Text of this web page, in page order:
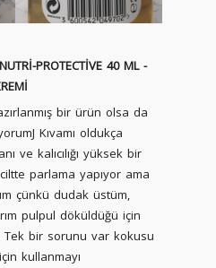
PROTECTİVE 40 ML -
bir ürün olsa da
Kıvamı oldukça
ve kalıcılığı yüksek bir
parlama yapıyor ama
çünkü dudak üstüm,
pulpul döküldüğü için
bir sorunu var kokusu
kullanmayı